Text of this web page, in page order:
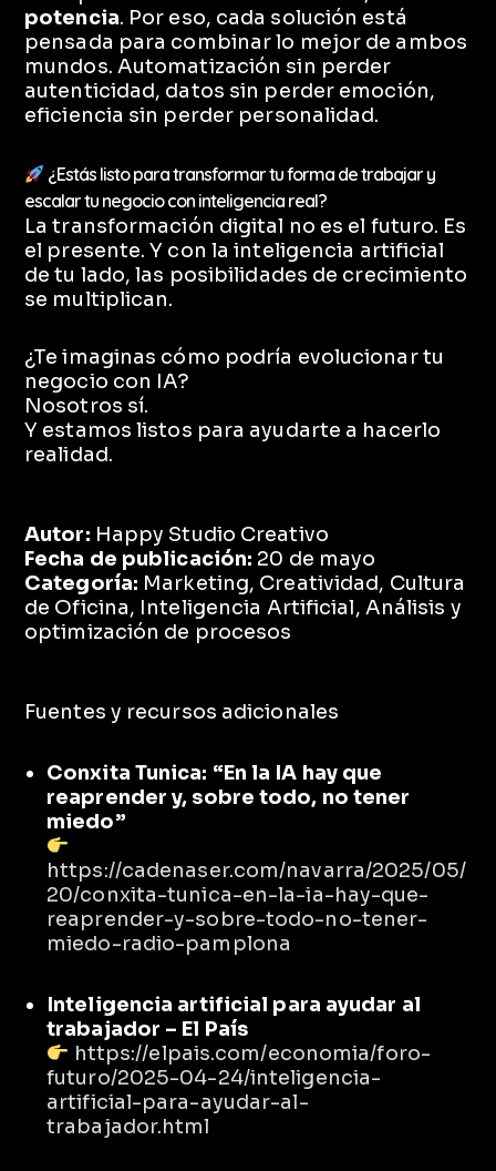
potencia. Por eso, cada solución está
pensada para combinar lo mejor de ambos
mundos. Automatización sin perder
autenticidad, datos sin perder emoción,
eficiencia sin perder personalidad.
¿Estás listo para transformar tu forma de trabajar y
escalar tu negocio con inteligencia real?
La transformación digital no es el futuro. Es
el presente. Y con la inteligencia artificial
de tu lado, las posibilidades de crecimiento
se multiplican.
¿Te imaginas cómo podría evolucionar tu
negocio con IA?
Nosotros sí.
Y estamos listos para ayudarte a hacerlo
realidad.
Autor: Happy Studio Creativo
Fecha de publicación: 20 de mayo
Categoría: Marketing, Creatividad, Cultura
de Oficina, Inteligencia Artificial, Análisis y
optimización de procesos
Fuentes y recursos adicionales
Conxita Tunica: “En la IA hay que
reaprender y, sobre todo, no tener
miedo”
https://cadenaser.com/navarra/2025/05/
20/conxita-tunica-en-la-ia-hay-que-
reaprender-y-sobre-todo-no-tener-
miedo-radio-pamplona
Inteligencia artificial para ayudar al
trabajador – El País
https://elpais.com/economia/foro-
futuro/2025-04-24/inteligencia-
artificial-para-ayudar-al-
trabajador.html